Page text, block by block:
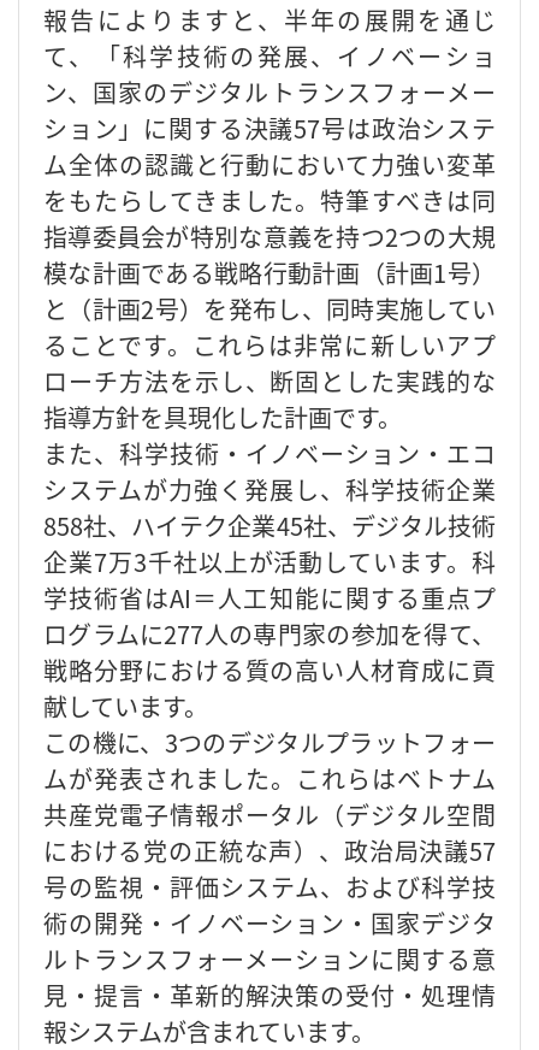
報告によりますと、半年の展開を通じ
て、「科学技術の発展、イノベーショ
ン、国家のデジタルトランスフォーメー
ション」に関する決議57号は政治システ
ム全体の認識と行動において力強い変革
をもたらしてきました。特筆すべきは同
指導委員会が特別な意義を持つ2つの大規
模な計画である戦略行動計画（計画1号）
と（計画2号）を発布し、同時実施してい
ることです。これらは非常に新しいアプ
ローチ方法を示し、断固とした実践的な
指導方針を具現化した計画です。
また、科学技術・イノベーション・エコ
システムが力強く発展し、科学技術企業
858社、ハイテク企業45社、デジタル技術
企業7万3千社以上が活動しています。科
学技術省はAI＝人工知能に関する重点プ
ログラムに277人の専門家の参加を得て、
戦略分野における質の高い人材育成に貢
献しています。
この機に、3つのデジタルプラットフォー
ムが発表されました。これらはベトナム
共産党電子情報ポータル（デジタル空間
における党の正統な声）、政治局決議57
号の監視・評価システム、および科学技
術の開発・イノベーション・国家デジタ
ルトランスフォーメーションに関する意
見・提言・革新的解決策の受付・処理情
報システムが含まれています。